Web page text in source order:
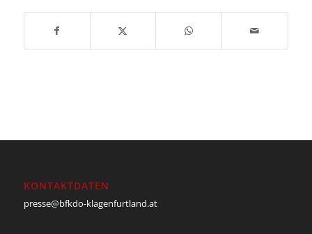
KONTAKTDATEN
presse@bfkdo-klagenfurtland.at